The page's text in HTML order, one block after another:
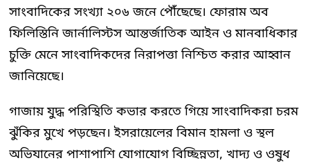
সাংবাদিকের সংখ্যা ২০৬ জনে পৌঁছেছে। ফোরাম অব
ফিলিস্তিনি জার্নালিস্টস আন্তর্জাতিক আইন ও মানবাধিকার
চুক্তি মেনে সাংবাদিকদের নিরাপত্তা নিশ্চিত করার আহ্বান
জানিয়েছে।
গাজায় যুদ্ধ পরিস্থিতি কভার করতে গিয়ে সাংবাদিকরা চরম
ঝুঁকির মুখে পড়ছেন। ইসরায়েলের বিমান হামলা ও স্থল
অভিযানের পাশাপাশি যোগাযোগ বিচ্ছিন্নতা, খাদ্য ও ওষুধ